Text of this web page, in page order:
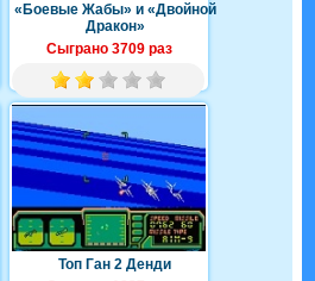
«Боевые Жабы» и «Двойной
Дракон»
Сыграно 3709 раз
Топ Ган 2 Денди